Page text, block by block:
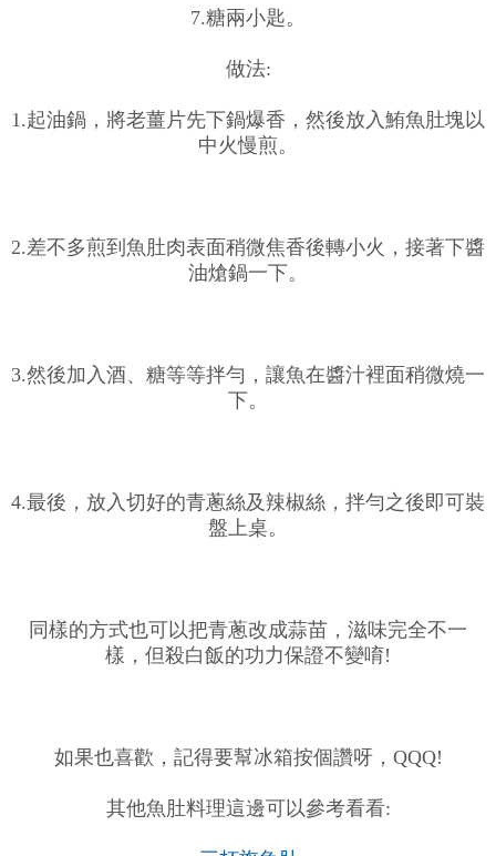
7.糖兩小匙。
做法:
1.起油鍋，將老薑片先下鍋爆香，然後放入鮪魚肚塊以
中火慢煎。
2.差不多煎到魚肚肉表面稍微焦香後轉小火，接著下醬
油熗鍋一下。
3.然後加入酒、糖等等拌勻，讓魚在醬汁裡面稍微燒一
下。
4.最後，放入切好的青蔥絲及辣椒絲，拌勻之後即可裝
盤上桌。
同樣的方式也可以把青蔥改成蒜苗，滋味完全不一
樣，但殺白飯的功力保證不變唷!
如果也喜歡，記得要幫冰箱按個讚呀，QQQ!
其他魚肚料理這邊可以參考看看: